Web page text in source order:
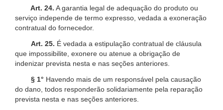
Art. 24. A garantia legal de adequação do produto ou
serviço independe de termo expresso, vedada a exoneração
contratual do fornecedor.
Art. 25. É vedada a estipulação contratual de cláusula
que impossibilite, exonere ou atenue a obrigação de
indenizar prevista nesta e nas seções anteriores.
§ 1° Havendo mais de um responsável pela causação
do dano, todos responderão solidariamente pela reparação
prevista nesta e nas seções anteriores.